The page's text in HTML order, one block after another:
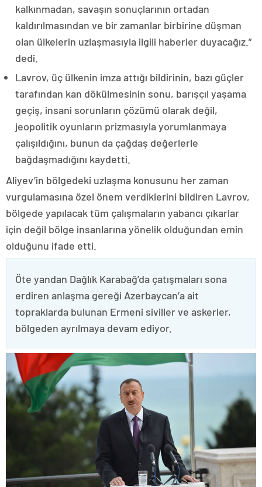
kalkınmadan, savaşın sonuçlarının ortadan
kaldırılmasından ve bir zamanlar birbirine düşman
olan ülkelerin uzlaşmasıyla ilgili haberler duyacağız.”
dedi.
Lavrov, üç ülkenin imza attığı bildirinin, bazı güçler
tarafından kan dökülmesinin sonu, barışçıl yaşama
geçiş, insani sorunların çözümü olarak değil,
jeopolitik oyunların prizmasıyla yorumlanmaya
çalışıldığını, bunun da çağdaş değerlerle
bağdaşmadığını kaydetti.
Aliyev’in bölgedeki uzlaşma konusunu her zaman
vurgulamasına özel önem verdiklerini bildiren Lavrov,
bölgede yapılacak tüm çalışmaların yabancı çıkarlar
için değil bölge insanlarına yönelik olduğundan emin
olduğunu ifade etti.
Öte yandan Dağlık Karabağ’da çatışmaları sona
erdiren anlaşma gereği Azerbaycan’a ait
topraklarda bulunan Ermeni siviller ve askerler,
bölgeden ayrılmaya devam ediyor.